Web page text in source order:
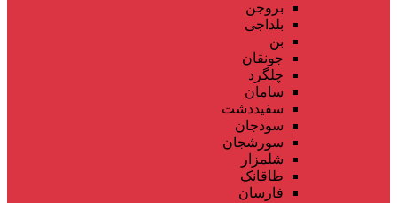
بروجن
بلداجی
بن
جونقان
چلگرد
سامان
سفیددشت
سودجان
سورشجان
شلمزار
طاقانک
فارسان